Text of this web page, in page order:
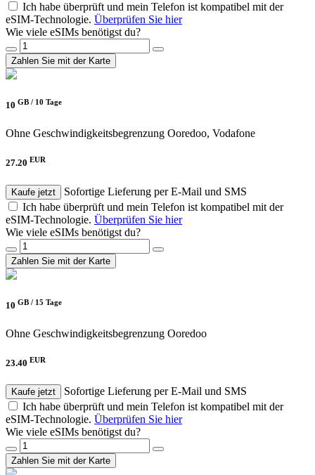
Ich habe überprüft und mein Telefon ist kompatibel mit der
eSIM-Technologie. Überprüfen Sie hier
Wie viele eSIMs benötigst du?
Zahlen Sie mit der Karte
10 GB / 10 Tage
Ohne Geschwindigkeitsbegrenzung Ooredoo, Vodafone
27.20 EUR
Kaufe jetzt
Sofortige Lieferung per E-Mail und SMS
Ich habe überprüft und mein Telefon ist kompatibel mit der
eSIM-Technologie. Überprüfen Sie hier
Wie viele eSIMs benötigst du?
Zahlen Sie mit der Karte
10 GB / 15 Tage
Ohne Geschwindigkeitsbegrenzung Ooredoo
23.40 EUR
Kaufe jetzt
Sofortige Lieferung per E-Mail und SMS
Ich habe überprüft und mein Telefon ist kompatibel mit der
eSIM-Technologie. Überprüfen Sie hier
Wie viele eSIMs benötigst du?
Zahlen Sie mit der Karte